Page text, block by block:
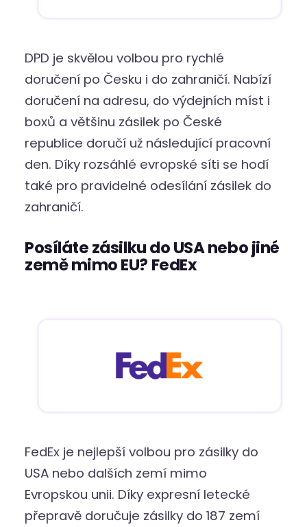
DPD je skvělou volbou pro rychlé
doručení po Česku i do zahraničí. Nabízí
doručení na adresu, do výdejních míst i
boxů a většinu zásilek po České
republice doručí už následující pracovní
den. Díky rozsáhlé evropské síti se hodí
také pro pravidelné odesílání zásilek do
zahraničí.
Posíláte zásilku do USA nebo jiné
země mimo EU? FedEx
FedEx je nejlepší volbou pro zásilky do
USA nebo dalších zemí mimo
Evropskou unii. Díky expresní letecké
přepravě doručuje zásilky do 187 zemí